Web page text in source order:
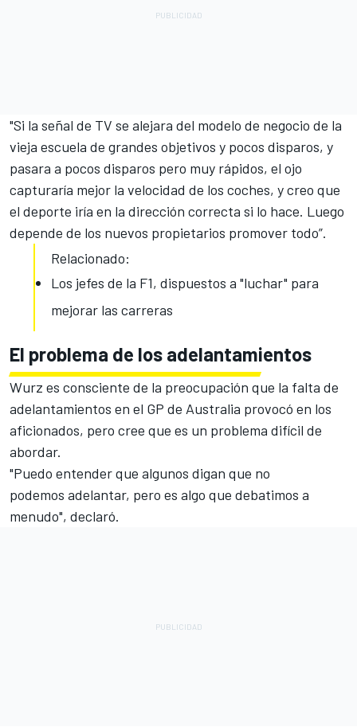
"Si la señal de TV se alejara del modelo de negocio de la
vieja escuela de grandes objetivos y pocos disparos, y
pasara a pocos disparos pero muy rápidos, el ojo
capturaría mejor la velocidad de los coches, y creo que
el deporte iría en la dirección correcta si lo hace. Luego
depende de los nuevos propietarios promover todo”.
Relacionado:
Los jefes de la F1, dispuestos a "luchar" para
mejorar las carreras
El problema de los adelantamientos
Wurz es consciente de la preocupación que la falta de
adelantamientos en el GP de Australia provocó en los
aficionados, pero cree que es un problema difícil de
abordar.
"Puedo entender que algunos digan que no
podemos adelantar, pero es algo que debatimos a
menudo", declaró.